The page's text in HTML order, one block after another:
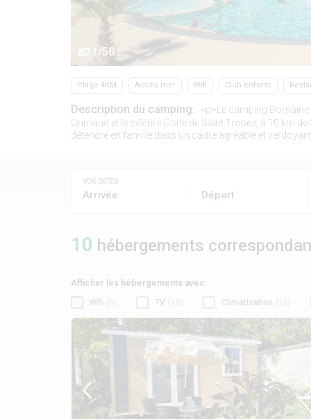
1/58
Plage 4KM Accès mer Wifi Club enfants
Description du camping:
<p>Le camping
Grimaud et le célèbre Golfe de Saint Tropez, à 10 km
détendre en famille dans un cadre agréable et
VOS DATES
Arrivée Départ
10 hébergements
Afficher les hébergements avec:
Wifi TV Climatisation